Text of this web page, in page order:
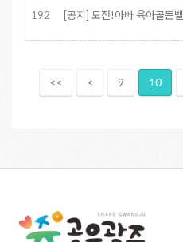
192 [공지] 도전!아빠 육아골든벨
<< < 9 10